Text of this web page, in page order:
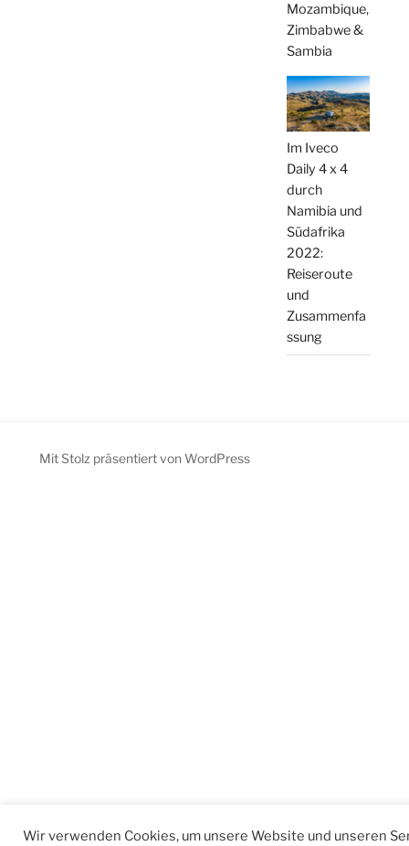
Mozambique,
Zimbabwe &
Sambia
Im Iveco
Daily 4 x 4
durch
Namibia und
Südafrika
2022:
Reiseroute
und
Zusammenfa
ssung
Mit Stolz präsentiert von WordPress
Wir verwenden Cookies, um unsere Website und unseren